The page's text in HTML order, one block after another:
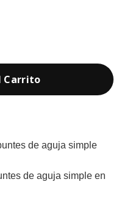
Carrito
de aguja simple
de aguja simple en